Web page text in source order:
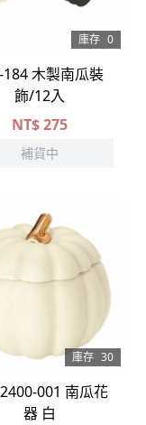
庫存 0
184 木製南瓜裝
飾/12入
NT$275
補貨中
庫存 30
001 南瓜花
器 白